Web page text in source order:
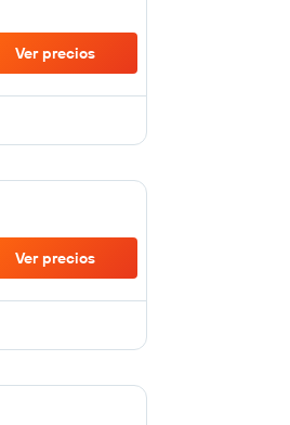
Ver precios
Ver precios